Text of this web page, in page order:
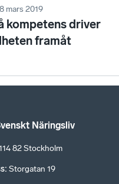
mars 2019
kompetens driver
framåt
Näringsliv
82 Stockholm
: Storgatan 19